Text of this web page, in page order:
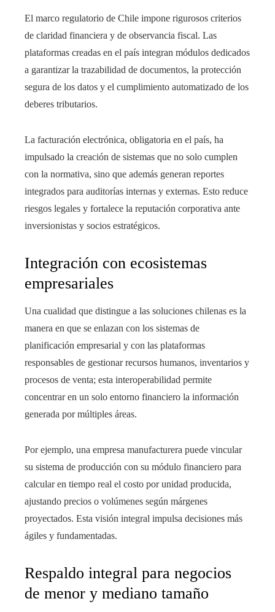
El marco regulatorio de Chile impone rigurosos criterios
de claridad financiera y de observancia fiscal. Las
plataformas creadas en el país integran módulos dedicados
a garantizar la trazabilidad de documentos, la protección
segura de los datos y el cumplimiento automatizado de los
deberes tributarios.
La facturación electrónica, obligatoria en el país, ha
impulsado la creación de sistemas que no solo cumplen
con la normativa, sino que además generan reportes
integrados para auditorías internas y externas. Esto reduce
riesgos legales y fortalece la reputación corporativa ante
inversionistas y socios estratégicos.
Integración con ecosistemas
empresariales
Una cualidad que distingue a las soluciones chilenas es la
manera en que se enlazan con los sistemas de
planificación empresarial y con las plataformas
responsables de gestionar recursos humanos, inventarios y
procesos de venta; esta interoperabilidad permite
concentrar en un solo entorno financiero la información
generada por múltiples áreas.
Por ejemplo, una empresa manufacturera puede vincular
su sistema de producción con su módulo financiero para
calcular en tiempo real el costo por unidad producida,
ajustando precios o volúmenes según márgenes
proyectados. Esta visión integral impulsa decisiones más
ágiles y fundamentadas.
Respaldo integral para negocios
de menor y mediano tamaño